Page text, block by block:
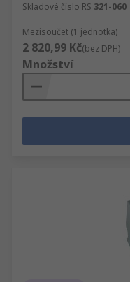
Skladové číslo RS 321-060
Mezisoučet (1 jednotka)
2 820,99 Kč(bez DPH)
Množství